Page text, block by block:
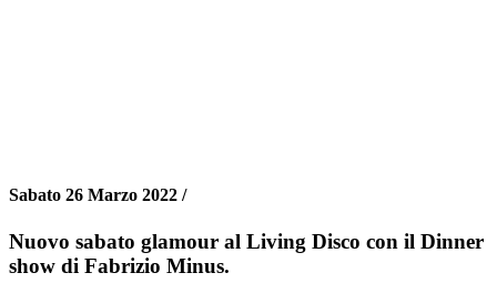
Sabato 26 Marzo 2022 /
Nuovo sabato glamour al Living Disco con il Dinner
show di Fabrizio Minus.